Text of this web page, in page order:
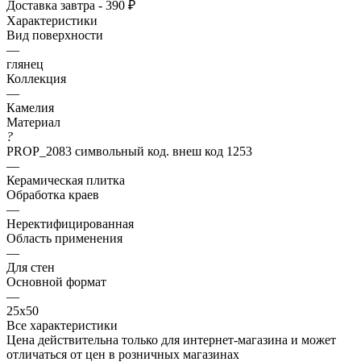
Доставка завтра - 390 ₽
Характеристики
Вид поверхности
—
глянец
Коллекция
—
Камелия
Материал
?
PROP_2083 символьный код. внеш код 1253
—
Керамическая плитка
Обработка краев
—
Неректифицированная
Область применения
—
Для стен
Основной формат
—
25х50
Все характеристики
Цена действительна только для интернет-магазина и может
отличаться от цен в розничных магазинах